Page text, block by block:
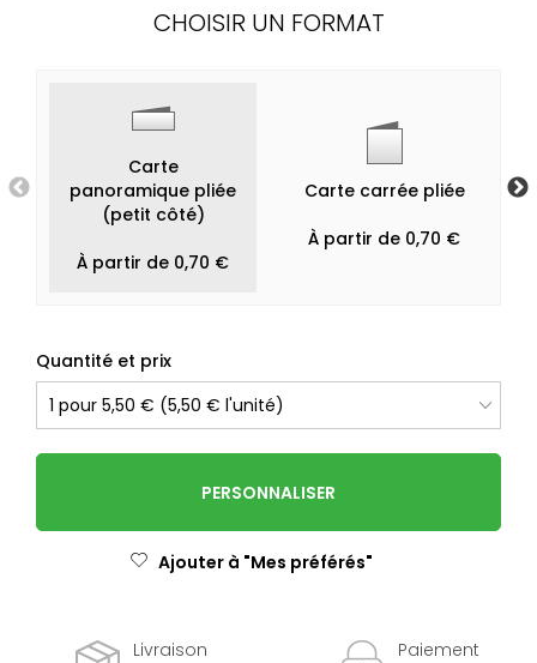
CHOISIR UN FORMAT
Carte
panoramique pliée
(petit côté)
À partir de 0,70 €
Carte carrée pliée
À partir de 0,70 €
Quantité et prix
PERSONNALISER
Ajouter à "Mes préférés"
Livraison
Paiement